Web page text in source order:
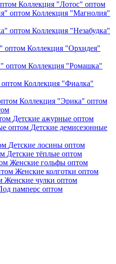
Коллекция "Лотос" оптом
Коллекция "Магнолия"
Коллекция "Незабудка"
Коллекция "Орхидея"
Коллекция "Ромашка"
Коллекция "Фиалка"
Коллекция "Эрика" оптом
Детские ажурные оптом
Детские демисезонные
Детские лосины оптом
Детские тёплые оптом
Женские гольфы оптом
Женские колготки оптом
Женские чулки оптом
памперс оптом